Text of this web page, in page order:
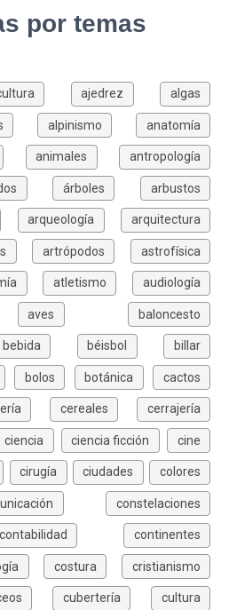
por temas
ajedrez algas
alpinismo anatomía
animales antropología
árboles arbustos
arqueología arquitectura
artrópodos astrofísica
atletismo audiología
aves baloncesto
bebida béisbol billar
bolos botánica cactos
cereales cerrajería
ciencia ciencia ficción cine
cirugía ciudades colores
constelaciones
contabilidad continentes
costura cristianismo
cubertería cultura